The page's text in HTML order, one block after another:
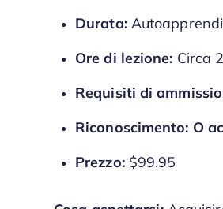
Durata:
Ore di lezione: Circa
Requisiti di
Riconoscimento: O
Prezzo:$99.95